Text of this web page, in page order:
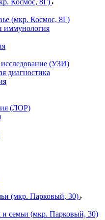
Космос, 8Г)
(мкр. Космос, 8Г)
иммунология
исследование (УЗИ)
диагностика
(ЛОР)
(мкр. Парковый, 30)
и семьи (мкр. Парковый, 30)